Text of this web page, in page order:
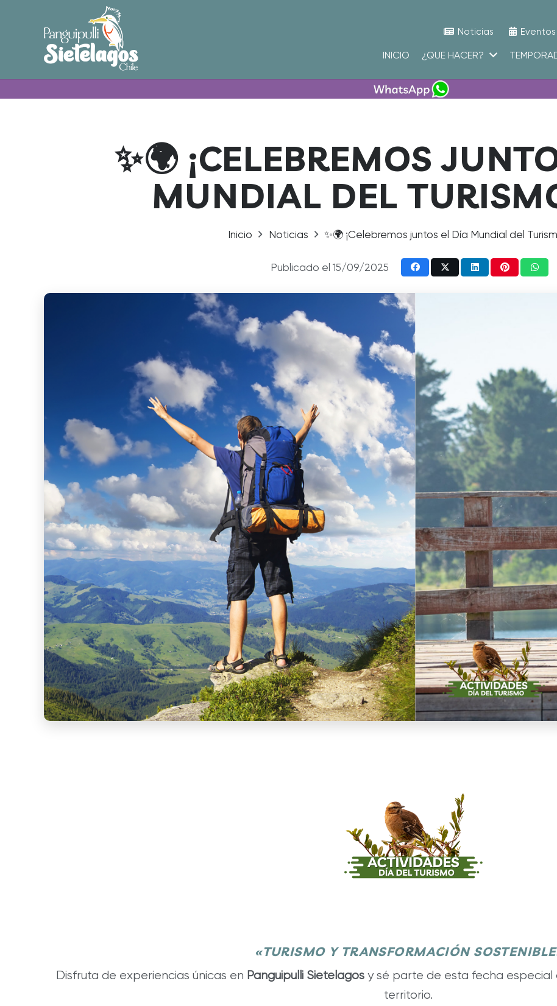
Noticias Eventos
INICIO ¿QUE HACER?
✨🌍 ¡CELEBREMOS
MUNDIAL DEL
Inicio Noticias ✨🌍 ¡Celebremos juntos el Día Mundial del
Publicado el15/09/2025
«TURISMO Y TRANSFORMACIÓN
Disfruta de experiencias únicas en Panguipulli Sietelagos y sé parte de esta fecha
territorio.